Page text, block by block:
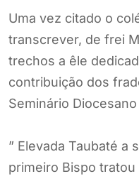
Uma vez citado o
transcrever, de frei
trechos a êle
contribuição dos
Seminário
” Elevada Taubaté a
primeiro Bispo